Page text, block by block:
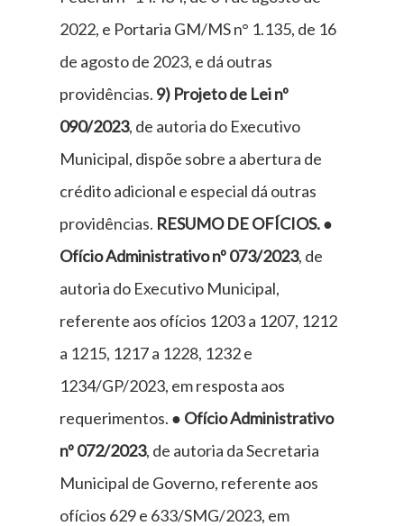
2022, e Portaria GM/MS n° 1.135, de 16
de agosto de 2023, e dá outras
providências. 9) Projeto de Lei nº
090/2023, de autoria do Executivo
Municipal, dispõe sobre a abertura de
crédito adicional e especial dá outras
providências. RESUMO DE OFÍCIOS. ●
Ofício Administrativo nº 073/2023, de
autoria do Executivo Municipal,
referente aos ofícios 1203 a 1207, 1212
a 1215, 1217 a 1228, 1232 e
1234/GP/2023, em resposta aos
requerimentos. ● Ofício Administrativo
nº 072/2023, de autoria da Secretaria
Municipal de Governo, referente aos
ofícios 629 e 633/SMG/2023, em